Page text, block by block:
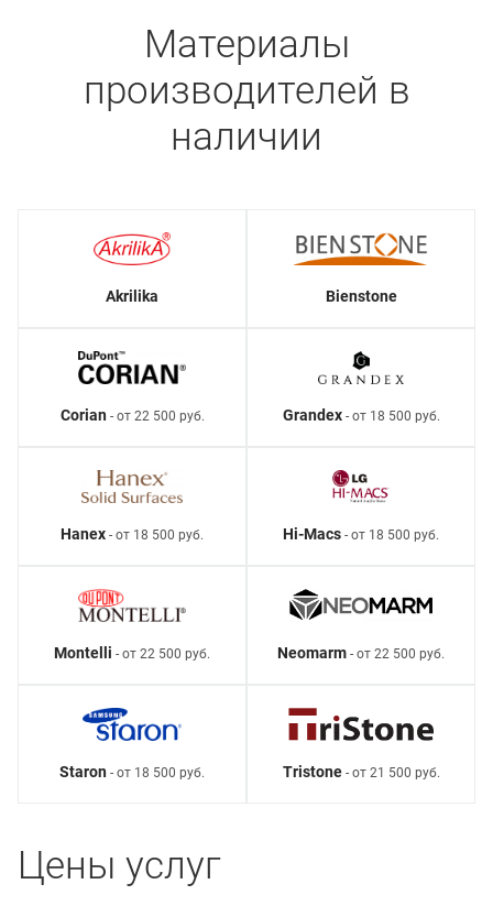
Материалы
производителей в
наличии
Akrilika Bienstone
Corian- от 22 500 руб. Grandex- от 18 500 руб.
Hanex - от 18 500 руб. Hi-Macs - от 18 500 руб.
Montelli - от 22 500 руб. Neomarm - от 22 500 руб.
Staron - от 18 500 руб. Tristone- от 21 500 руб.
Цены услуг